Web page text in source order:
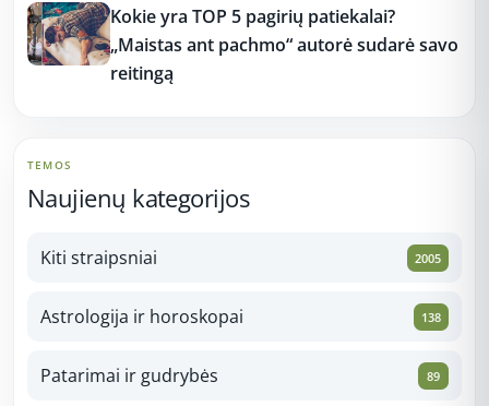
Kokie yra TOP 5 pagirių patiekalai?
„Maistas ant pachmo“ autorė sudarė savo
reitingą
TEMOS
Naujienų kategorijos
Kiti straipsniai 2005
Astrologija ir horoskopai 138
Patarimai ir gudrybės 89